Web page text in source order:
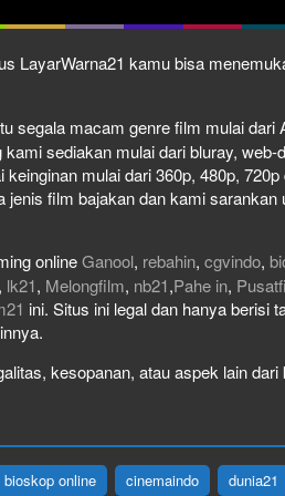
LayarWarna21 kamu bisa
segala macam genre film mulai dari
sediakan mulai dari bluray, web-
mulai dari 360p, 480p,
film bajakan dan kami sarankan
onlineGanool, rebahin, cgvindo,
, lk21, Melongfilm, nb21,Pahe in,
ini. Situs ini legal dan hanya berisi
kesopanan, atau aspek lain
bioskop online cinemaindo dunia21